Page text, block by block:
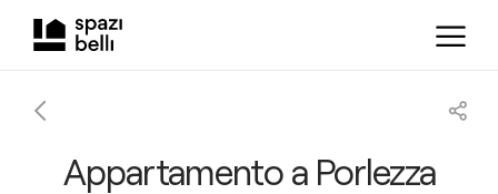
Appartamento a Porlezza